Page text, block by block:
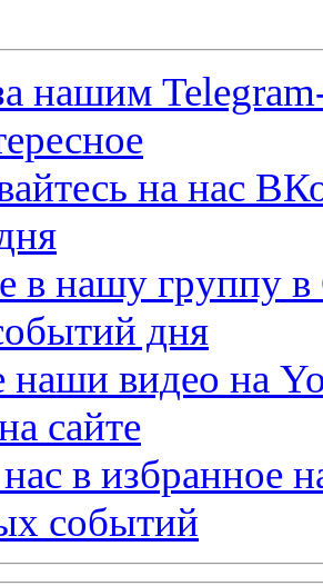
нашим
на нас
в нашу группу в
дня
наши видео на
сайте
в избранное
событий